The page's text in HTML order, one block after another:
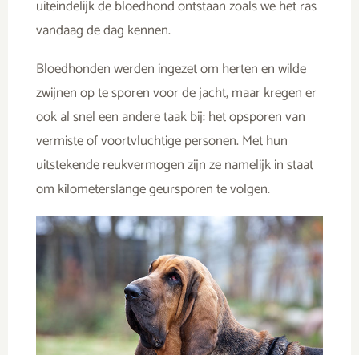
uiteindelijk de bloedhond ontstaan zoals we het ras
vandaag de dag kennen.
Bloedhonden werden ingezet om herten en wilde
zwijnen op te sporen voor de jacht, maar kregen er
ook al snel een andere taak bij: het opsporen van
vermiste of voortvluchtige personen. Met hun
uitstekende reukvermogen zijn ze namelijk in staat
om kilometerslange geursporen te volgen.